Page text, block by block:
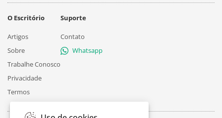
O Escritório
Artigos
Sobre
Trabalhe Conosco
Privacidade
Termos
Suporte
Contato
Whatsapp